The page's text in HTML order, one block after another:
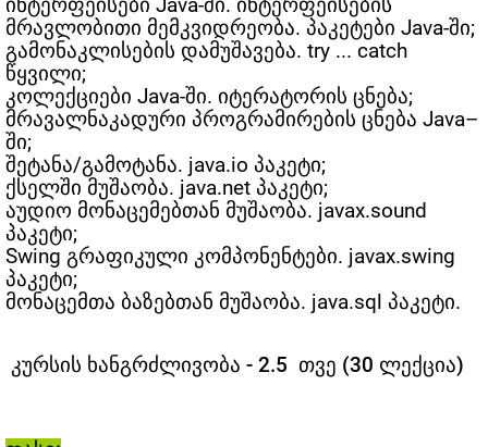
ინტერფეისები Java-ში. ინტერფეისების
მრავლობითი მემკვიდრეობა. პაკეტები Java-ში;
გამონაკლისების დამუშავება. try ... catch
წყვილი;
კოლექციები Java-ში. იტერატორის ცნება;
მრავალნაკადური პროგრამირების ცნება Java–
ში;
შეტანა/გამოტანა. java.io პაკეტი;
ქსელში მუშაობა. java.net პაკეტი;
აუდიო მონაცემებთან მუშაობა. javax.sound
პაკეტი;
Swing გრაფიკული კომპონენტები. javax.swing
პაკეტი;
მონაცემთა ბაზებთან მუშაობა. java.sql პაკეტი.
კურსის ხანგრძლივობა - 2.5 თვე (30 ლექცია)